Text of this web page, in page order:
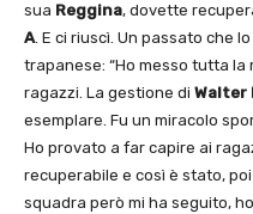
sua Reggina, dovette
A. E ci riuscì. Un passato che
trapanese: “Ho messo tutta
ragazzi. La gestione di Walter
esemplare. Fu un miracolo
Ho provato a far capire ai
recuperabile e così è stato,
squadra però mi ha seguito,